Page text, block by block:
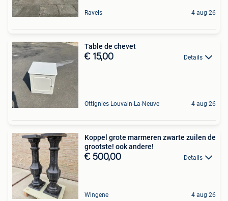
Ravels 4 aug 26
Table de chevet
€ 15,00 Details
Ottignies-Louvain-La-Neuve 4 aug 26
Koppel grote marmeren zwarte zuilen de
grootste! ook andere!
€ 500,00 Details
Wingene 4 aug 26